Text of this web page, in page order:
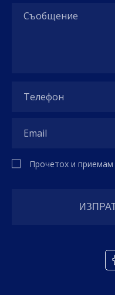
Прочетох и приемам